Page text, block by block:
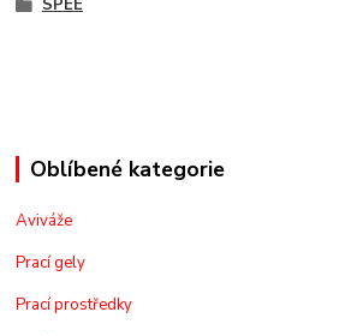
SPEE
Oblíbené kategorie
Aviváže
Prací gely
Prací prostředky